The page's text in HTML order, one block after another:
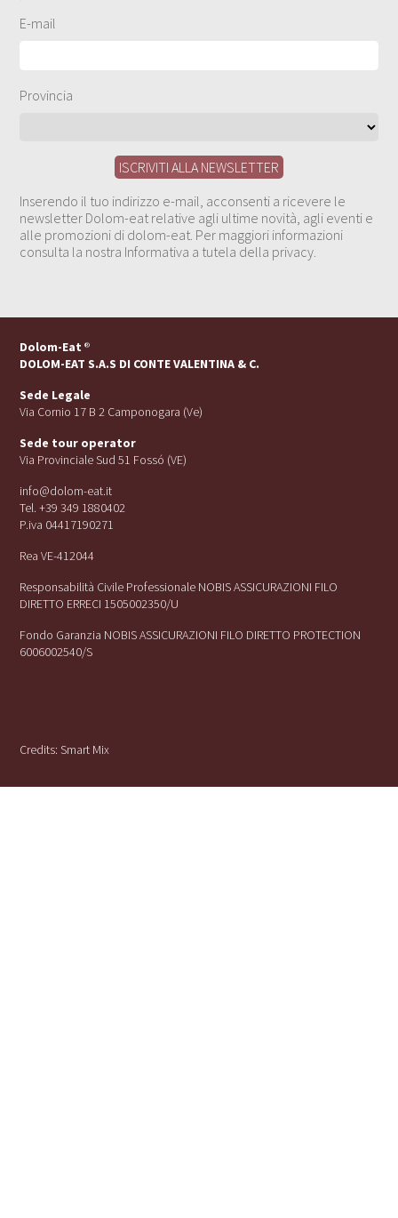
E-mail
Provincia
Inserendo il tuo indirizzo e-mail, acconsenti a ricevere le
newsletter Dolom-eat relative agli ultime novità, agli eventi e
alle promozioni di dolom-eat. Per maggiori informazioni
consulta la nostra Informativa a tutela della privacy.
Dolom-Eat ®
DOLOM-EAT S.A.S DI CONTE VALENTINA & C.
Sede Legale
Via Cornio 17 B 2 Camponogara (Ve)
Sede tour operator
Via Provinciale Sud 51 Fossó (VE)
info@dolom-eat.it
Tel. +39 349 1880402
P.iva 04417190271
Rea VE-412044
Responsabilità Civile Professionale NOBIS ASSICURAZIONI FILO
DIRETTO ERRECI 1505002350/U
Fondo Garanzia NOBIS ASSICURAZIONI FILO DIRETTO PROTECTION
6006002540/S
Credits:Smart Mix